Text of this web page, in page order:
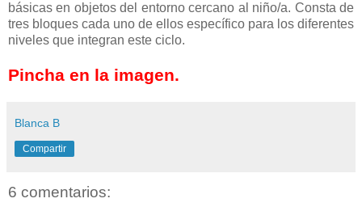
básicas en objetos del entorno cercano al niño/a. Consta de
tres bloques cada uno de ellos específico para los diferentes
niveles que integran este ciclo.
Pincha en la imagen.
Blanca B
Compartir
6 comentarios: